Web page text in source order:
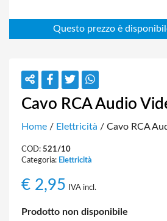
Cavo RCA Audio
Home / Elettricità / Cavo RCA
COD: 521/10
Categoria: Elettricità
€ 2,95 IVA incl.
Prodotto non disponibile